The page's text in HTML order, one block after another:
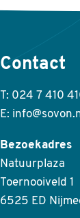
Contact
T: 024 7 410
E:
Bezoekadres
Natuurplaza
Toernooiveld 1
6525 ED